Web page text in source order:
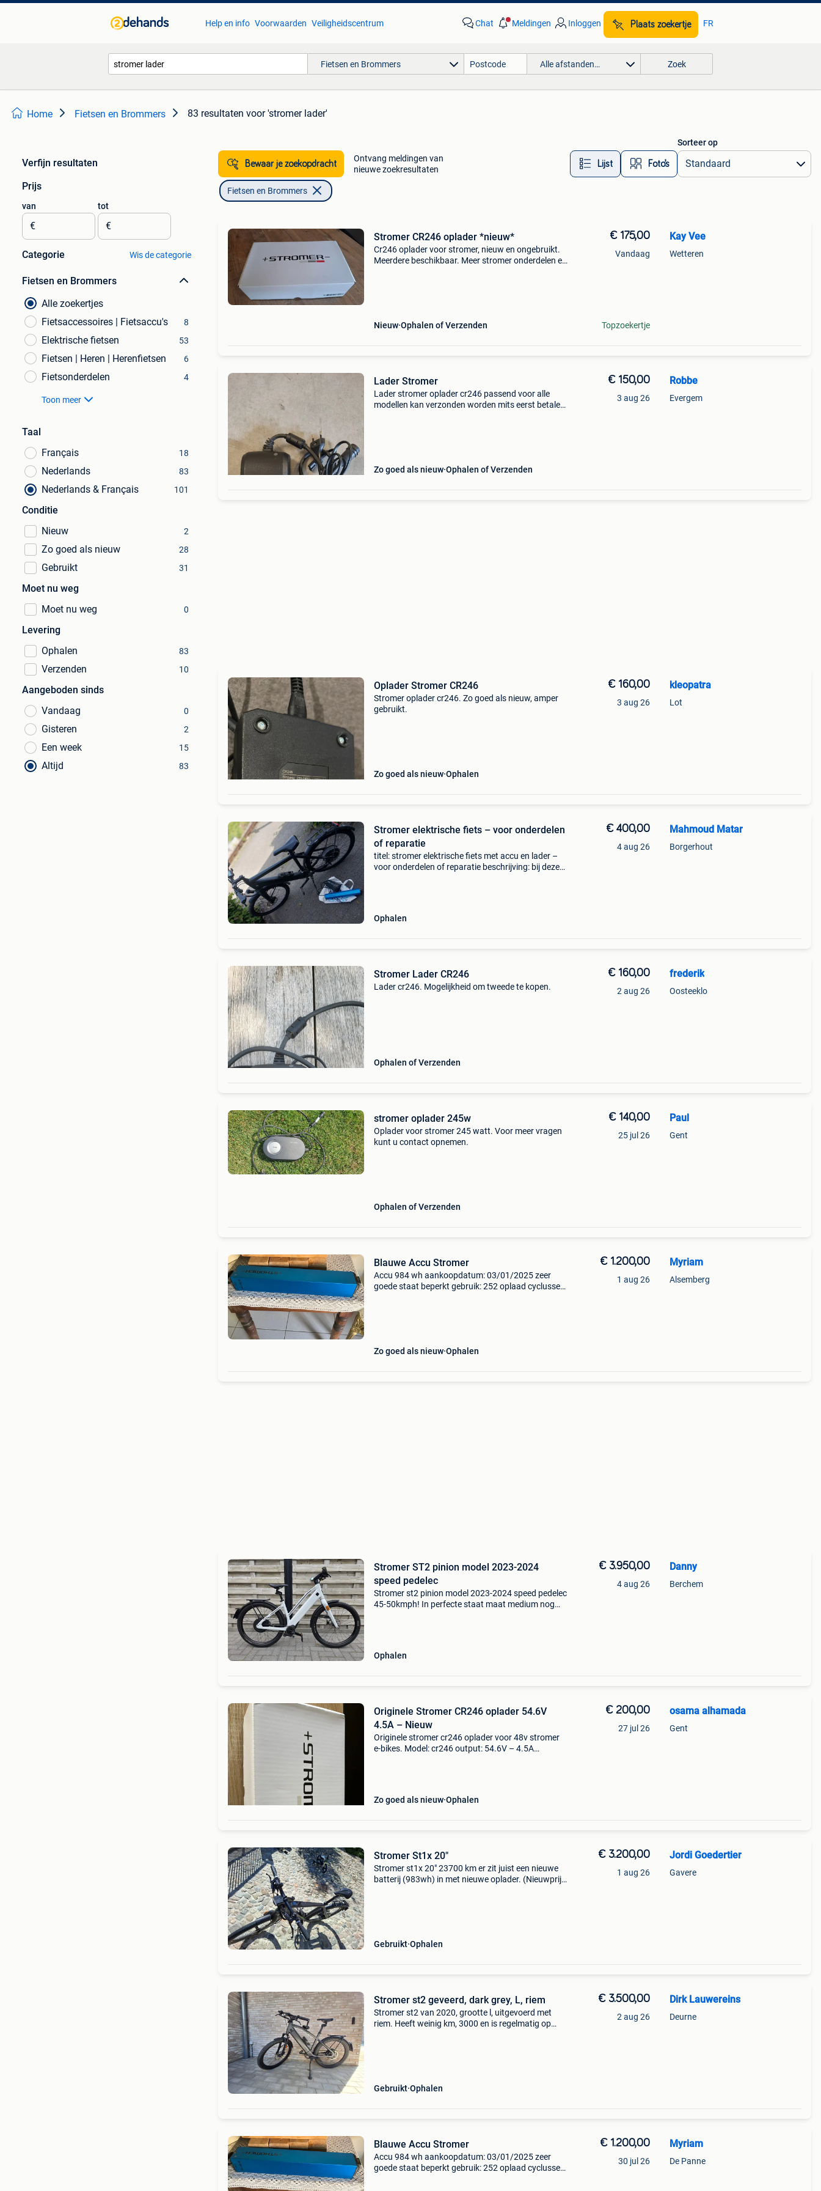
Help en info Voorwaarden Veiligheidscentrum Chat Meldingen Inloggen Plaats zoekertje FR
Fietsen en Brommers Alle afstanden… Zoek
Home Fietsen en Brommers 83 resultaten voor 'stromer lader'
Verfijn resultaten
Prijs
van
€
tot
€
Categorie Wis de categorie
Fietsen en Brommers
Alle zoekertjes
Fietsaccessoires | Fietsaccu's
8
Elektrische fietsen 53
Fietsen | Heren | Herenfietsen 6
Fietsonderdelen 4
Toon meer
Taal
Français
18
Nederlands 83
Nederlands & Français 101
Conditie
Nieuw
2
Zo goed als nieuw 28
Gebruikt 31
Moet nu weg
Moet nu weg
0
Levering
Ophalen
83
Verzenden 10
Aangeboden sinds
Vandaag
0
Gisteren 2
Een week 15
Altijd 83
Bewaar je zoekopdracht
Ontvang meldingen van
nieuwe zoekresultaten
Lijst Foto’s
Sorteer op
Fietsen en Brommers
Stromer CR246 oplader *nieuw*
Cr246 oplader voor stromer, nieuw en ongebruikt.
Meerdere beschikbaar. Meer stromer onderdelen en
Nieuw Ophalen of Verzenden
€ 175,00
Vandaag
Topzoekertje
Kay Vee
Wetteren
Lader Stromer
Lader stromer oplader cr246 passend voor alle
modellen kan verzonden worden mits eerst betalen
Zo goed als nieuw Ophalen of Verzenden
€ 150,00
3 aug 26
Robbe
Evergem
Oplader Stromer CR246
Stromer oplader cr246. Zo goed als nieuw, amper
gebruikt.
Zo goed als nieuw Ophalen
€ 160,00
3 aug 26
kleopatra
Lot
Stromer elektrische fiets – voor onderdelen
of reparatie
​titel: stromer elektrische fiets met accu en lader –
voor onderdelen of reparatie ​beschrijving: bij deze
Ophalen
€ 400,00
4 aug 26
Mahmoud Matar
Borgerhout
Stromer Lader CR246
Lader cr246. Mogelijkheid om tweede te kopen.
Ophalen of Verzenden
€ 160,00
2 aug 26
frederik
Oosteeklo
stromer oplader 245w
Oplader voor stromer 245 watt. Voor meer vragen
kunt u contact opnemen.
Ophalen of Verzenden
€ 140,00
25 jul 26
Paul
Gent
Blauwe Accu Stromer
Accu 984 wh aankoopdatum: 03/01/2025 zeer
goede staat beperkt gebruik: 252 oplaad cyclussen
Zo goed als nieuw Ophalen
€ 1.200,00
1 aug 26
Myriam
Alsemberg
Stromer ST2 pinion model 2023-2024
speed pedelec
Stromer st2 pinion model 2023-2024 speed pedelec
45-50kmph! In perfecte staat maat medium nog
Ophalen
€ 3.950,00
4 aug 26
Danny
Berchem
Originele Stromer CR246 oplader 54.6V
4.5A – Nieuw
Originele stromer cr246 oplader voor 48v stromer
e-bikes. Model: cr246 output: 54.6V – 4.5A
Zo goed als nieuw Ophalen
€ 200,00
27 jul 26
osama alhamada
Gent
Stromer St1x 20"
Stromer st1x 20" 23700 km er zit juist een nieuwe
batterij (983wh) in met nieuwe oplader. (Nieuwprijs
Gebruikt Ophalen
€ 3.200,00
1 aug 26
Jordi Goedertier
Gavere
Stromer st2 geveerd, dark grey, L, riem
Stromer st2 van 2020, grootte l, uitgevoerd met
riem. Heeft weinig km, 3000 en is regelmatig op
Gebruikt Ophalen
€ 3.500,00
2 aug 26
Dirk Lauwereins
Deurne
Blauwe Accu Stromer
Accu 984 wh aankoopdatum: 03/01/2025 zeer
goede staat beperkt gebruik: 252 oplaad cyclussen
€ 1.200,00
30 jul 26
Myriam
De Panne